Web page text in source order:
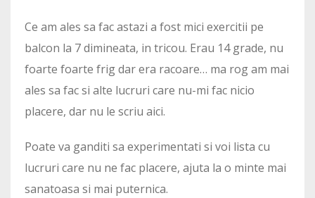
Ce am ales sa fac astazi a fost mici exercitii pe
balcon la 7 dimineata, in tricou. Erau 14 grade, nu
foarte foarte frig dar era racoare… ma rog am mai
ales sa fac si alte lucruri care nu-mi fac nicio
placere, dar nu le scriu aici.
Poate va ganditi sa experimentati si voi lista cu
lucruri care nu ne fac placere, ajuta la o minte mai
sanatoasa si mai puternica.